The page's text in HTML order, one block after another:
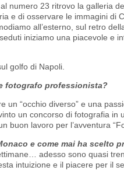
numero 23 ritrovo la galleria
e di osservare le immagini
all’esterno, sul retro
iniziamo una piacevole e
golfo di Napoli.
fotografo professionista?
un “occhio diverso” e una
un concorso di fotografia
buon lavoro per l’avventura
e come mai ha scelto
adesso sono quasi
intuizione e il piacere per il